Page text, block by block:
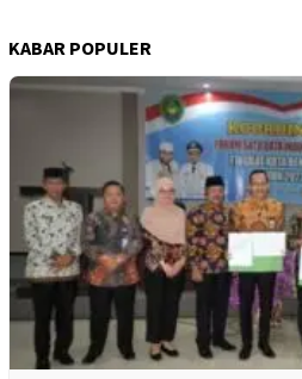
KABAR POPULER